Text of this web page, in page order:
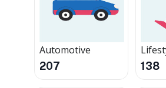
Automotive
207 138